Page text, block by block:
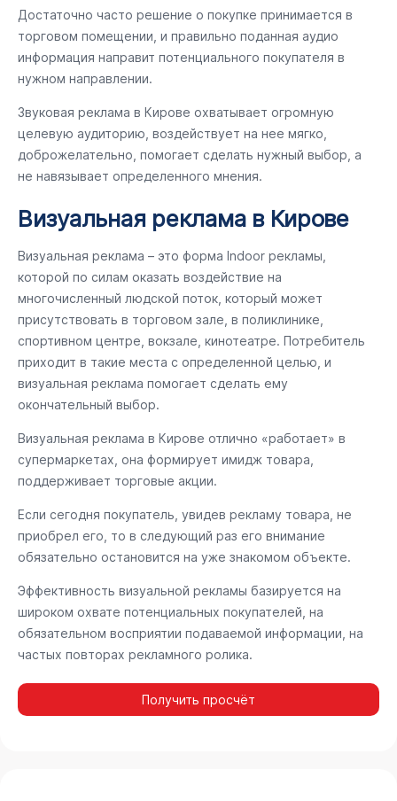
Достаточно часто решение о покупке принимается в
торговом помещении, и правильно поданная аудио
информация направит потенциального покупателя в
нужном направлении.
Звуковая реклама в Кирове охватывает огромную
целевую аудиторию, воздействует на нее мягко,
доброжелательно, помогает сделать нужный выбор, а
не навязывает определенного мнения.
Визуальная реклама в Кирове
Визуальная реклама – это форма Indoor рекламы,
которой по силам оказать воздействие на
многочисленный людской поток, который может
присутствовать в торговом зале, в поликлинике,
спортивном центре, вокзале, кинотеатре. Потребитель
приходит в такие места с определенной целью, и
визуальная реклама помогает сделать ему
окончательный выбор.
Визуальная реклама в Кирове отлично «работает» в
супермаркетах, она формирует имидж товара,
поддерживает торговые акции.
Если сегодня покупатель, увидев рекламу товара, не
приобрел его, то в следующий раз его внимание
обязательно остановится на уже знакомом объекте.
Эффективность визуальной рекламы базируется на
широком охвате потенциальных покупателей, на
обязательном восприятии подаваемой информации, на
частых повторах рекламного ролика.
Получить просчёт